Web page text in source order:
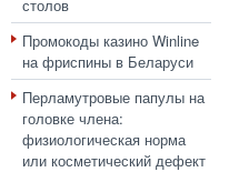
столов
Промокоды казино Winline
на фриспины в Беларуси
Перламутровые папулы на
головке члена:
физиологическая норма
или косметический дефект